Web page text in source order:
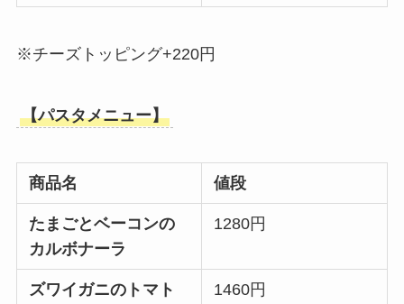
※チーズトッピング+220円
【パスタメニュー】
商品名 値段
たまごとベーコンの
カルボナーラ
1280円
ズワイガニのトマト
1460円